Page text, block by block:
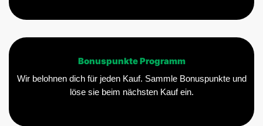
Bonuspunkte Programm
Wir belohnen dich für jeden Kauf. Sammle Bonuspunkte und
löse sie beim nächsten Kauf ein.